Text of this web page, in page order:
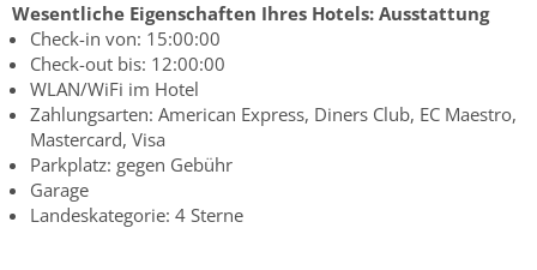
Wesentliche Eigenschaften Ihres Hotels: Ausstattung
Check-in von: 15:00:00
Check-out bis: 12:00:00
WLAN/WiFi im Hotel
Zahlungsarten: American Express, Diners Club, EC Maestro,
Mastercard, Visa
Parkplatz: gegen Gebühr
Garage
Landeskategorie: 4 Sterne